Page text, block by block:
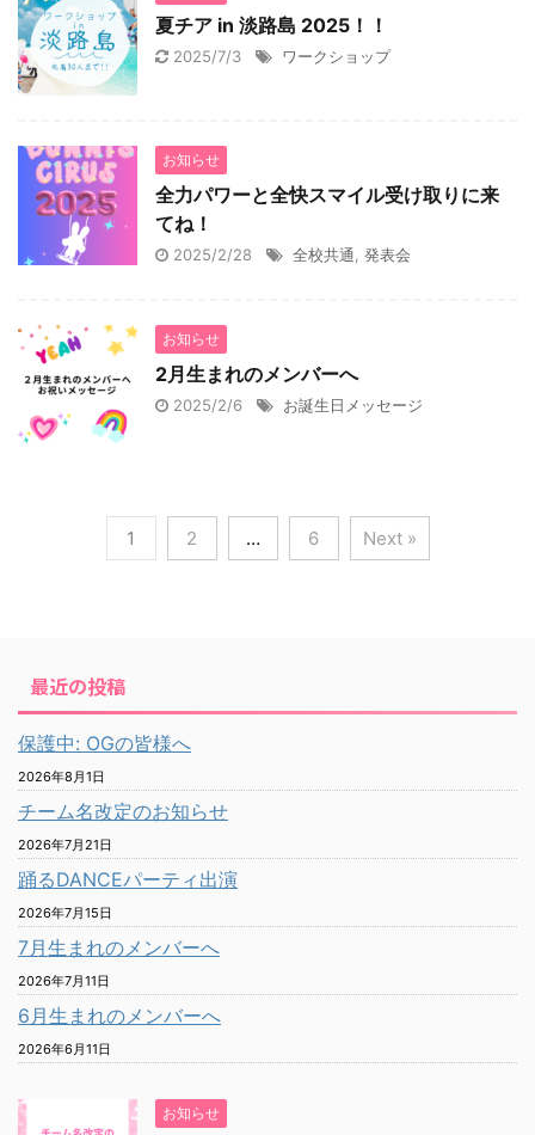
夏チア in 淡路島 2025！！
2025/7/3 ワークショップ
お知らせ
全力パワーと全快スマイル受け取りに来
てね！
2025/2/28 全校共通 発表会
お知らせ
2月生まれのメンバーへ
2025/2/6 お誕生日メッセージ
1 2 … 6 Next »
最近の投稿
保護中: OGの皆様へ
2026年8月1日
チーム名改定のお知らせ
2026年7月21日
踊るDANCEパーティ出演
2026年7月15日
7月生まれのメンバーへ
2026年7月11日
6月生まれのメンバーへ
2026年6月11日
お知らせ